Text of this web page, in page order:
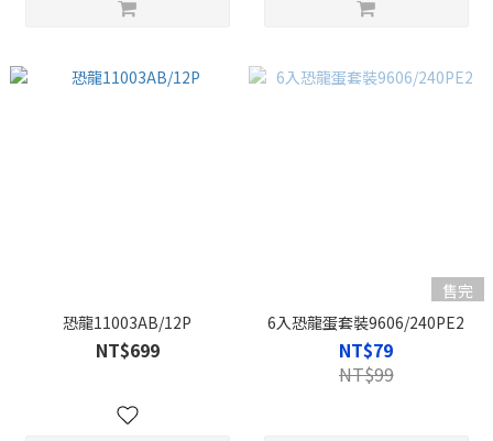
恐龍11003AB/12P
NT$699
售完
6入恐龍蛋套裝9606/240PE2
NT$79
NT$99